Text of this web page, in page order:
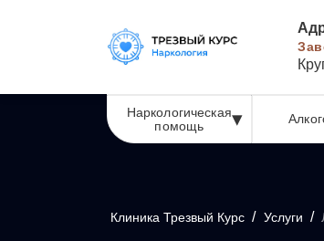
Наркологическая
помощь
Клиника Трезвый Курс / Услуги /